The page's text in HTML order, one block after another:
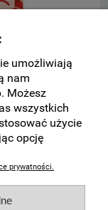
umożliwiają
nam
Możesz
wszystkich
użycie
opcję
prywatności.